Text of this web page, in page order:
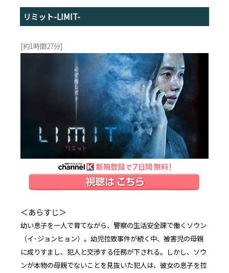
リミット-LIMIT-
[約1時間27分]
＜あらすじ＞
幼い息子を一人で育てながら、警察の生活安全課で働くソウン
（イ･ジョンヒョン）。幼児拉致事件が続く中、被害児の母親
に成りすまし、犯人と交渉する任務が下される。しかし、ソウ
ンが本物の母親でないことを見抜いた犯人は、彼女の息子を拉